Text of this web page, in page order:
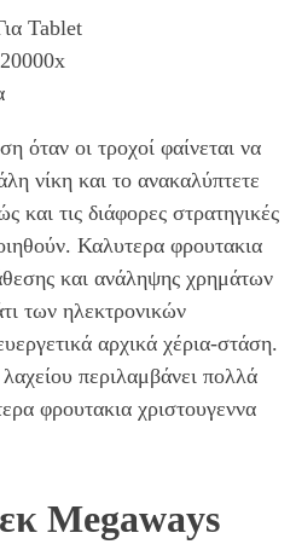
Tablet
όταν οι τροχοί φαίνεται να
νίκη και το ανακαλύπτετε
και τις διάφορες στρατηγικές
Καλυτερα φρουτακια
και ανάληψης χρημάτων
των ηλεκτρονικών
αρχικά χέρια-στάση.
περιλαμβάνει πολλά
φρουτακια χριστουγεννα
Megaways